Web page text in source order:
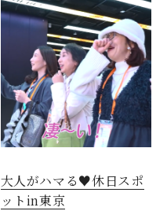
大人がハマる♥休日スポ
ットin東京